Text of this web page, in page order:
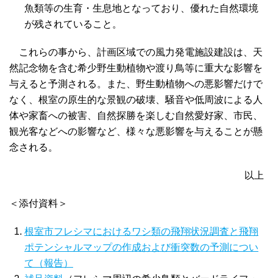
魚類等の生育・生息地となっており、優れた自然環境
が残されていること。
これらの事から、計画区域での風力発電施設建設は、天
然記念物を含む希少野生動植物や渡り鳥等に重大な影響を
与えると予測される。また、野生動植物への悪影響だけで
なく、根室の原生的な景観の破壊、騒音や低周波による人
体や家畜への被害、自然探勝を楽しむ自然愛好家、市民、
観光客などへの影響など、様々な悪影響を与えることが懸
念される。
以上
＜添付資料＞
根室市フレシマにおけるワシ類の飛翔状況調査と飛翔
ポテンシャルマップの作成および衝突数の予測につい
て（報告）